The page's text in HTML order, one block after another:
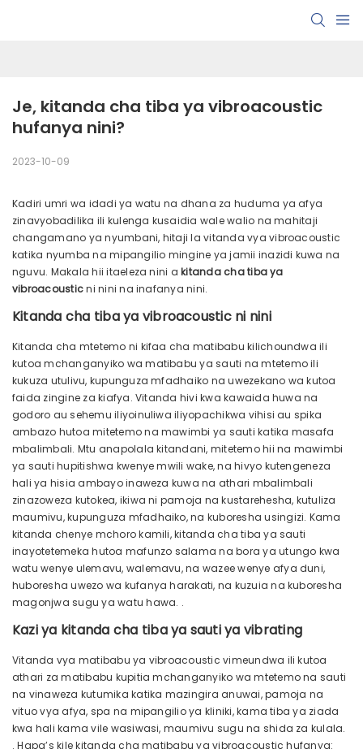
Je, kitanda cha tiba ya vibroacoustic
hufanya nini?
2023-10-09
Kadiri umri wa idadi ya watu na dhana za huduma ya afya
zinavyobadilika ili kulenga kusaidia wale walio na mahitaji
changamano ya nyumbani, hitaji la vitanda vya vibroacoustic
katika nyumba na mipangilio mingine ya jamii inazidi kuwa na
nguvu. Makala hii itaeleza nini akitanda cha tiba ya
vibroacousticni nini na inafanya nini.
Kitanda cha tiba ya vibroacoustic ni nini
Kitanda cha mtetemo ni kifaa cha matibabu kilichoundwa ili
kutoa mchanganyiko wa matibabu ya sauti na mtetemo ili
kukuza utulivu, kupunguza mfadhaiko na uwezekano wa kutoa
faida zingine za kiafya. Vitanda hivi kwa kawaida huwa na
godoro au sehemu iliyoinuliwa iliyopachikwa vihisi au spika
ambazo hutoa mitetemo na mawimbi ya sauti katika masafa
mbalimbali. Mtu anapolala kitandani, mitetemo hii na mawimbi
ya sauti hupitishwa kwenye mwili wake, na hivyo kutengeneza
hali ya hisia ambayo inaweza kuwa na athari mbalimbali
zinazoweza kutokea, ikiwa ni pamoja na kustarehesha, kutuliza
maumivu, kupunguza mfadhaiko, na kuboresha usingizi. Kama
kitanda chenye mchoro kamili, kitanda cha tiba ya sauti
inayotetemeka hutoa mafunzo salama na bora ya utungo kwa
watu wenye ulemavu, walemavu, na wazee wenye afya duni,
huboresha uwezo wa kufanya harakati, na kuzuia na kuboresha
magonjwa sugu ya watu hawa. .
Kazi ya kitanda cha tiba ya sauti ya vibrating
Vitanda vya matibabu ya vibroacoustic vimeundwa ili kutoa
athari za matibabu kupitia mchanganyiko wa mtetemo na sauti
na vinaweza kutumika katika mazingira anuwai, pamoja na
vituo vya afya, spa na mipangilio ya kliniki, kama tiba ya ziada
kwa hali kama vile wasiwasi, maumivu sugu na shida za kulala.
. Hapa’s kile kitanda cha matibabu ya vibroacoustic hufanya: